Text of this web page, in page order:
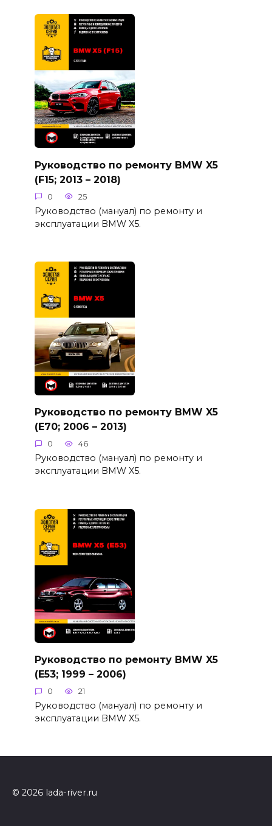
Руководство по ремонту BMW X5
(F15; 2013 – 2018)
0 25
Руководство (мануал) по ремонту и
эксплуатации BMW X5.
Руководство по ремонту BMW X5
(E70; 2006 – 2013)
0 46
Руководство (мануал) по ремонту и
эксплуатации BMW X5.
Руководство по ремонту BMW X5
(E53; 1999 – 2006)
0 21
Руководство (мануал) по ремонту и
эксплуатации BMW Х5.
© 2026 lada-river.ru